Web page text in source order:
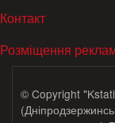
МЕНЮ В ПОДВАЛЕ
Контакт
Розміщення
© Copyright